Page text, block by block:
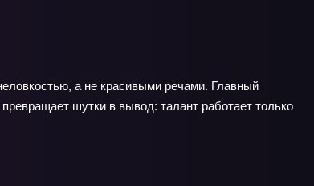
а не красивыми речами. Главный
шутки в вывод: талант работает только